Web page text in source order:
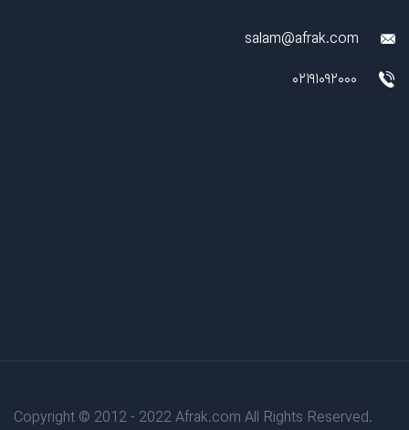
salam@afrak.com
02191092000
Copyright © 2012 - 2022 Afrak.com All Rights Reserved.